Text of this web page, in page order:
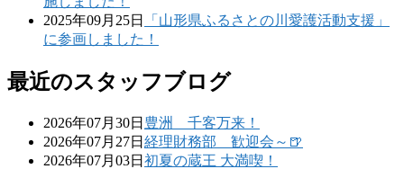
2025年09月25日
「山形県ふるさとの川愛護活動支援」
に参画しました！
最近のスタッフブログ
2026年07月30日 豊洲 千客万来！
2026年07月27日 経理財務部 歓迎会～🍺
2026年07月03日 初夏の蔵王 大満喫！